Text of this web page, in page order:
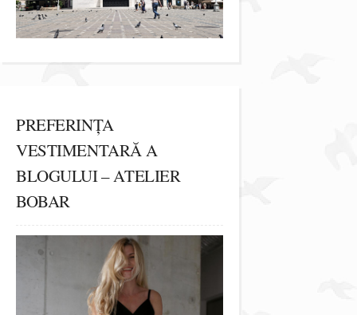
PREFERINȚA
VESTIMENTARĂ A
BLOGULUI – ATELIER
BOBAR